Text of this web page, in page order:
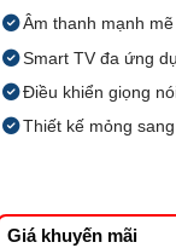
Âm thanh mạnh
Smart TV đa ứng
Điều khiển giọng
Thiết kế mỏng
Giá khuyến mãi